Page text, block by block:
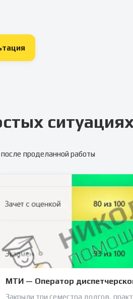
проделанной работы
МТИ — Оператор
Закрыли три семестра долгов,